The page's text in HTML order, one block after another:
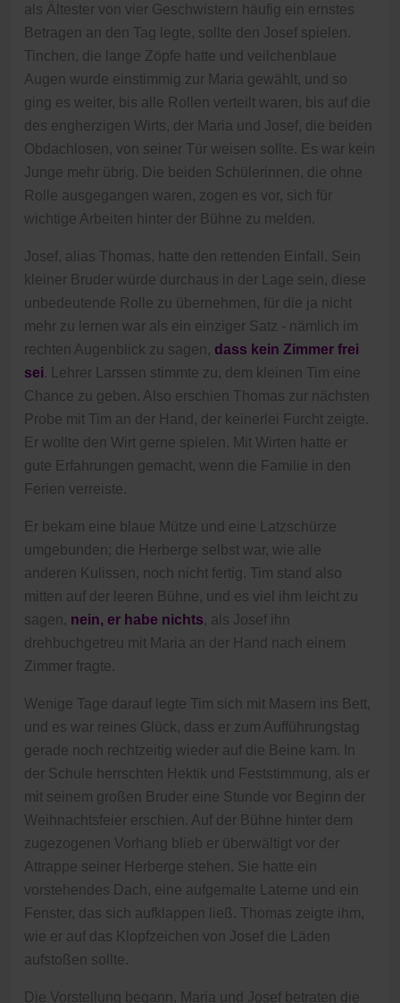
als Ältester von vier Geschwistern häufig ein ernstes
Betragen an den Tag legte, sollte den Josef spielen.
Tinchen, die lange Zöpfe hatte und veilchenblaue
Augen wurde einstimmig zur Maria gewählt, und so
ging es weiter, bis alle Rollen verteilt waren, bis auf die
des engherzigen Wirts, der Maria und Josef, die beiden
Obdachlosen, von seiner Tür weisen sollte. Es war kein
Junge mehr übrig. Die beiden Schülerinnen, die ohne
Rolle ausgegangen waren, zogen es vor, sich für
wichtige Arbeiten hinter der Bühne zu melden.
Josef, alias Thomas, hatte den rettenden Einfall. Sein
kleiner Bruder würde durchaus in der Lage sein, diese
unbedeutende Rolle zu übernehmen, für die ja nicht
mehr zu lernen war als ein einziger Satz - nämlich im
rechten Augenblick zu sagen, dass kein Zimmer frei
sei. Lehrer Larssen stimmte zu, dem kleinen Tim eine
Chance zu geben. Also erschien Thomas zur nächsten
Probe mit Tim an der Hand, der keinerlei Furcht zeigte.
Er wollte den Wirt gerne spielen. Mit Wirten hatte er
gute Erfahrungen gemacht, wenn die Familie in den
Ferien verreiste.
Er bekam eine blaue Mütze und eine Latzschürze
umgebunden; die Herberge selbst war, wie alle
anderen Kulissen, noch nicht fertig. Tim stand also
mitten auf der leeren Bühne, und es viel ihm leicht zu
sagen, nein, er habe nichts, als Josef ihn
drehbuchgetreu mit Maria an der Hand nach einem
Zimmer fragte.
Wenige Tage darauf legte Tim sich mit Masern ins Bett,
und es war reines Glück, dass er zum Aufführungstag
gerade noch rechtzeitig wieder auf die Beine kam. In
der Schule herrschten Hektik und Feststimmung, als er
mit seinem großen Bruder eine Stunde vor Beginn der
Weihnachtsfeier erschien. Auf der Bühne hinter dem
zugezogenen Vorhang blieb er überwältigt vor der
Attrappe seiner Herberge stehen. Sie hatte ein
vorstehendes Dach, eine aufgemalte Laterne und ein
Fenster, das sich aufklappen ließ. Thomas zeigte ihm,
wie er auf das Klopfzeichen von Josef die Läden
aufstoßen sollte.
Die Vorstellung begann. Maria und Josef betraten die